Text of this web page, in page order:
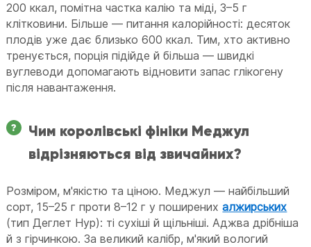
200 ккал, помітна частка калію та міді, 3–5 г
клітковини. Більше — питання калорійності: десяток
плодів уже дає близько 600 ккал. Тим, хто активно
тренується, порція підійде й більша — швидкі
вуглеводи допомагають відновити запас глікогену
після навантаження.
Чим королівські фініки Меджул
відрізняються від звичайних?
Розміром, м'якістю та ціною. Меджул — найбільший
сорт, 15–25 г проти 8–12 г у поширенихалжирських
(тип Деглет Нур): ті сухіші й щільніші. Аджва дрібніша
й з гірчинкою. За великий калібр, м'який вологий